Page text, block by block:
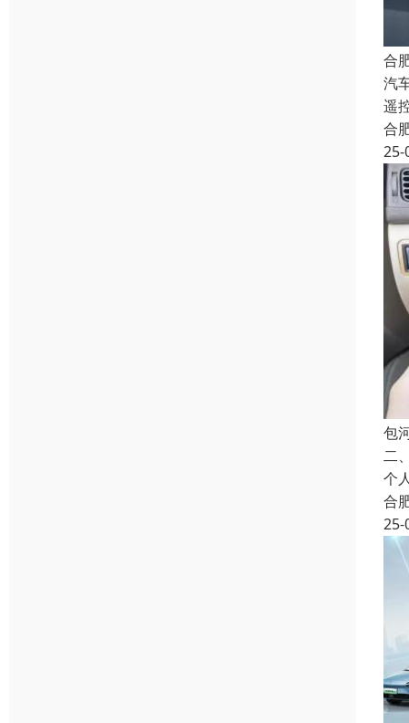
合
汽
遥
合
25-
包
二
个
合
25-